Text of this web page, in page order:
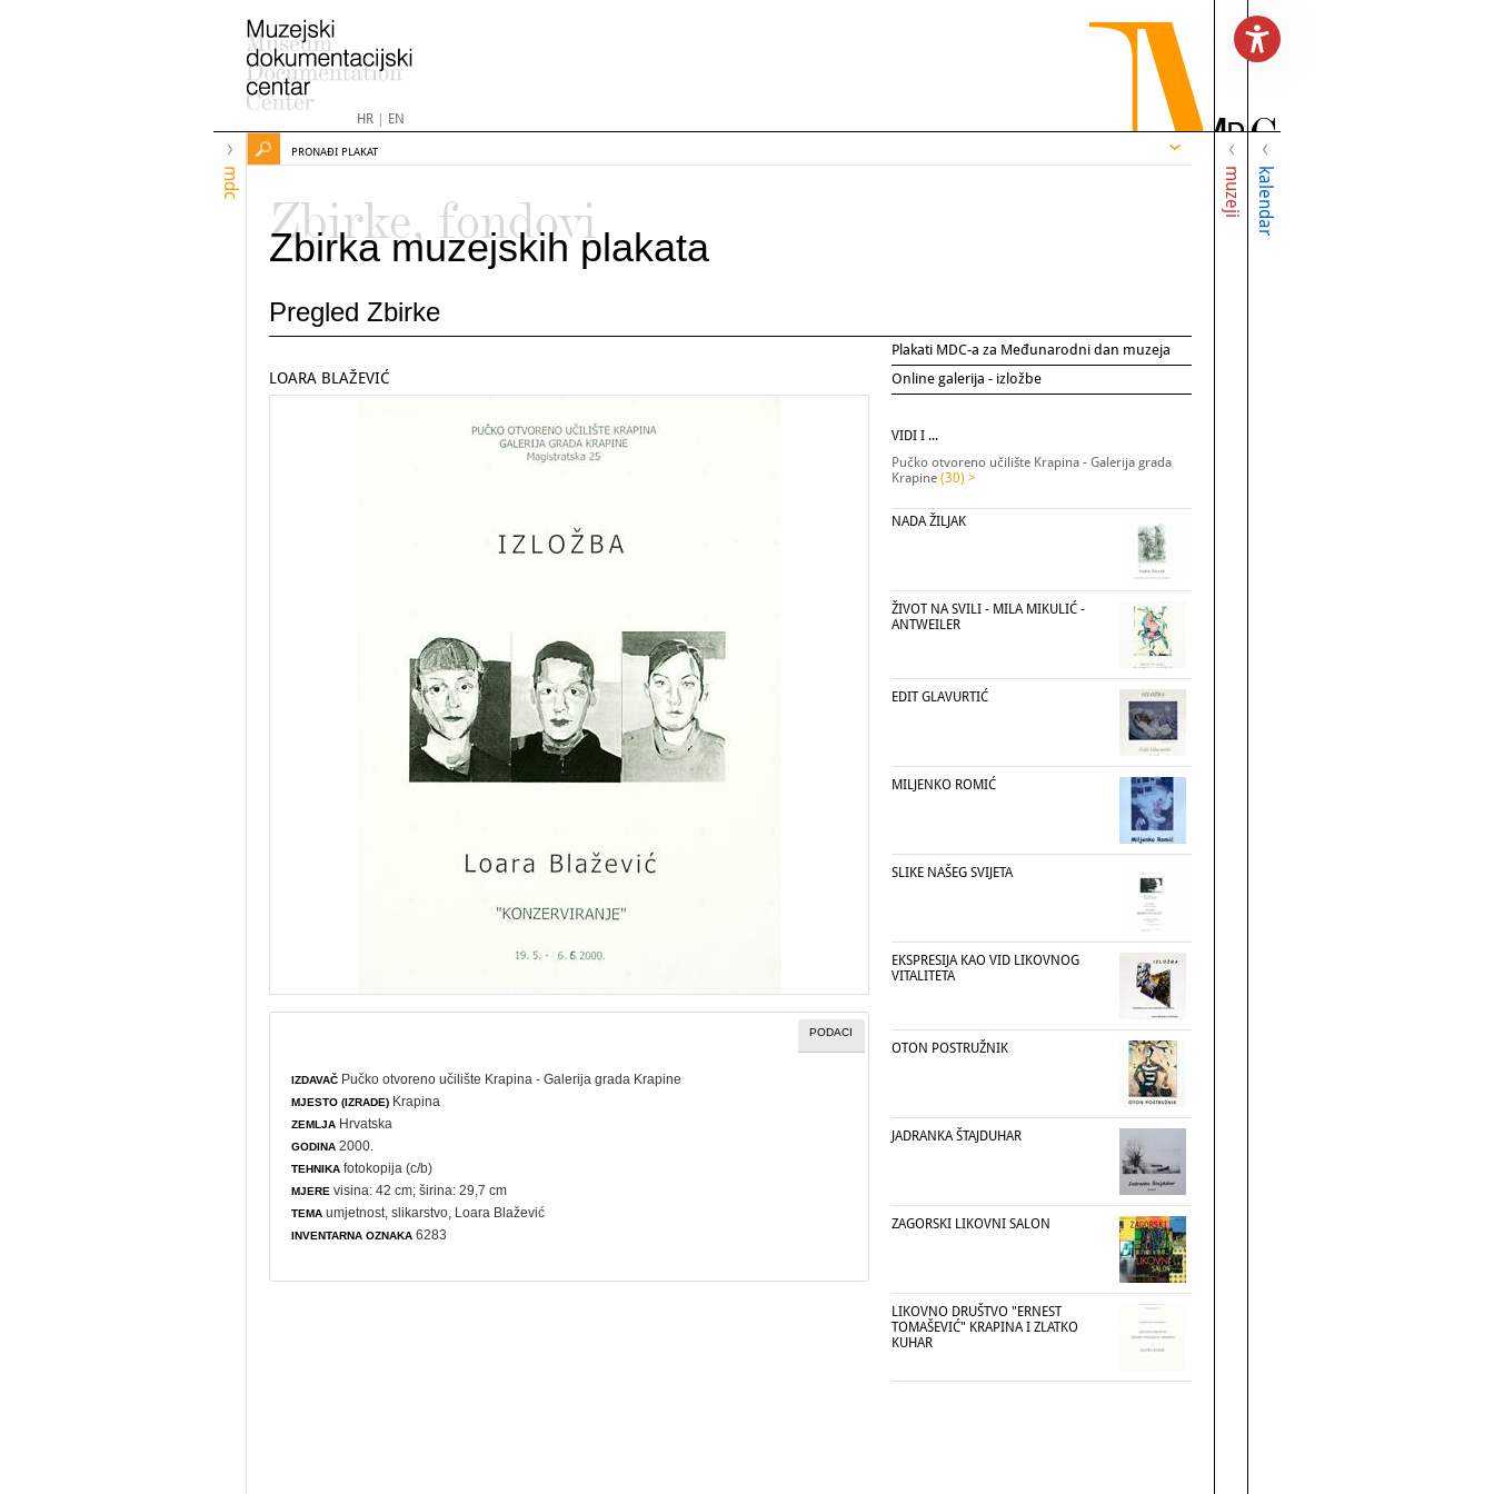
HR| EN
mdc muzeji kalendar
PRONAĐI PLAKAT
Zbirke, fondovi
Zbirka muzejskih plakata
Pregled Zbirke
Plakati MDC-a za Međunarodni dan muzeja
Online galerija - izložbe
LOARA BLAŽEVIĆ
PODACI
IZDAVAČ Pučko otvoreno učilište Krapina - Galerija grada Krapine
MJESTO (IZRADE) Krapina
ZEMLJA Hrvatska
GODINA 2000.
TEHNIKA fotokopija (c/b)
MJERE visina: 42 cm; širina: 29,7 cm
TEMA umjetnost ,slikarstvo , Loara Blažević
INVENTARNA OZNAKA 6283
VIDI I ...
Pučko otvoreno učilište Krapina - Galerija grada
Krapine (30) >
NADA ŽILJAK
ŽIVOT NA SVILI - MILA MIKULIĆ -
ANTWEILER
EDIT GLAVURTIĆ
MILJENKO ROMIĆ
SLIKE NAŠEG SVIJETA
EKSPRESIJA KAO VID LIKOVNOG
VITALITETA
OTON POSTRUŽNIK
JADRANKA ŠTAJDUHAR
ZAGORSKI LIKOVNI SALON
LIKOVNO DRUŠTVO "ERNEST
TOMAŠEVIĆ" KRAPINA I ZLATKO
KUHAR